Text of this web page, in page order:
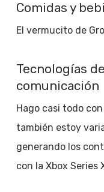
Comidas y
El vermucito de
Tecnologías
comunicación
Hago casi todo
también estoy
generando los
con la Xbox Series